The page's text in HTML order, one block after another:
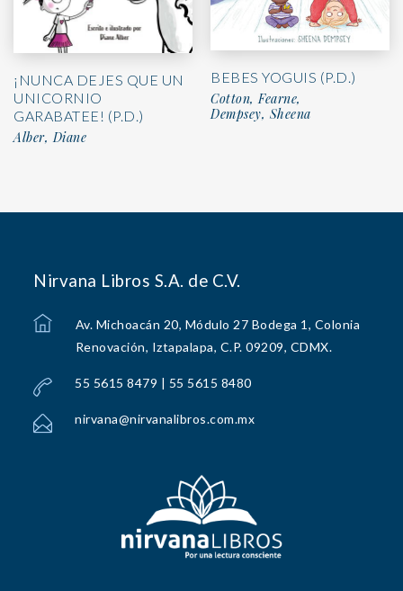
¡NUNCA DEJES QUE UN
UNICORNIO
GARABATEE! (P.D.)
Alber, Diane
BEBES YOGUIS (P.D.)
Cotton, Fearne,
Dempsey, Sheena
Nirvana Libros S.A. de C.V.
Av. Michoacán 20, Módulo 27 Bodega 1, Colonia
Renovación, Iztapalapa, C.P. 09209, CDMX.
55 5615 8479 | 55 5615 8480
nirvana@nirvanalibros.com.mx